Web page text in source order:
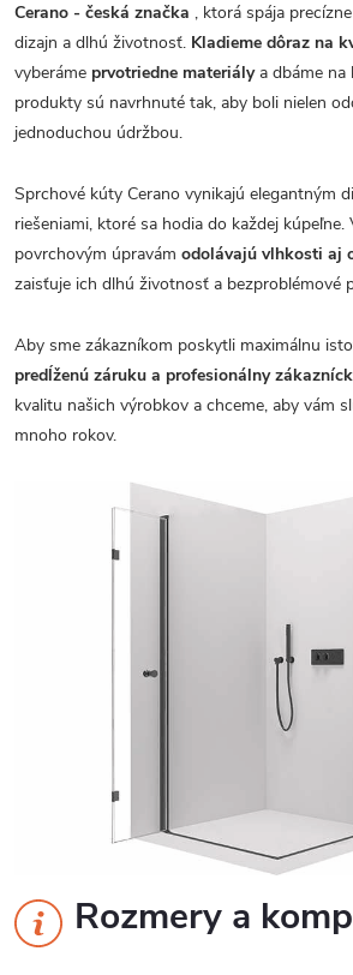
Cerano - česká značka , ktorá spája
dizajn a dlhú životnosť. Kladieme dôraz na
vyberáme prvotriedne materiálya dbáme na
produkty sú navrhnuté tak, aby boli nielen
jednoduchou údržbou.
Sprchové kúty Cerano vynikajú elegantným
riešeniami, ktoré sa hodia do každej kúpeľne.
povrchovým úpravám odolávajú vlhkosti aj
zaisťuje ich dlhú životnosť a bezproblémové
Aby sme zákazníkom poskytli maximálnu
predĺženú záruku a profesionálny
kvalitu našich výrobkov a chceme, aby vám
mnoho rokov.
Rozmery a